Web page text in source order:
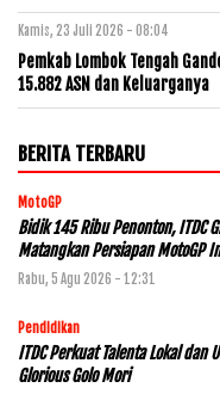
Kamis, 23 Juli 2026 - 08:04
Pemkab Lombok Tengah
15.882 ASN dan Keluarganya
BERITA TERBARU
MotoGP
Bidik 145 Ribu Penonton, ITDC
Matangkan Persiapan MotoGP
Rabu, 5 Agu 2026 - 12:31
Pendidikan
ITDC Perkuat Talenta Lokal dan
Glorious Golo Mori